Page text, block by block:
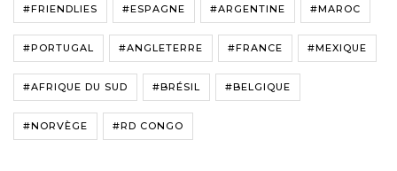
#FRIENDLIES #ESPAGNE #ARGENTINE #MAROC
#PORTUGAL #ANGLETERRE #FRANCE #MEXIQUE
#AFRIQUE DU SUD #BRÉSIL #BELGIQUE
#NORVÈGE #RD CONGO